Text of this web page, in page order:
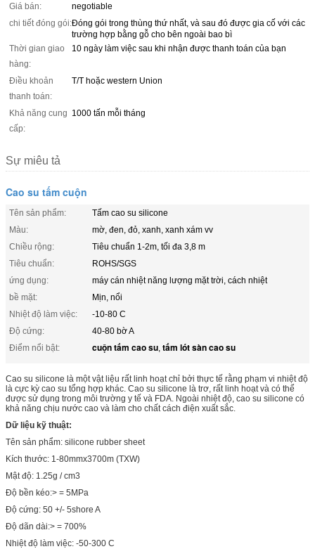
Giá bán:
negotiable
chi tiết đóng gói:Đóng gói trong thùng thứ nhất, và sau đó được gia cố với các
trường hợp bằng gỗ cho bên ngoài bao bì
Thời gian giao
hàng:
10 ngày làm việc sau khi nhận được thanh toán của bạn
Điều khoản
thanh toán:
T/T hoặc western Union
Khả năng cung
cấp:
1000 tấn mỗi tháng
Sự miêu tả
Cao su tấm cuộn
Tên sản phẩm:
Tấm cao su silicone
Màu:
mờ, đen, đỏ, xanh, xanh xám vv
Chiều rộng:
Tiêu chuẩn 1-2m, tối đa 3,8 m
Tiêu chuẩn:
ROHS/SGS
ứng dụng:
máy cán nhiệt năng lượng mặt trời, cách nhiệt
bề mặt:
Mịn, nổi
Nhiệt độ làm việc:
-10-80 C
Độ cứng:
40-80 bờ A
Điểm nổi bật:
cuộn tấm cao su, tấm lót sàn cao su
Cao su silicone là một vật liệu rất linh hoạt chỉ bởi thực tế rằng phạm vi nhiệt độ
là cực kỳ cao su tổng hợp khác. Cao su silicone là trơ, rất linh hoạt và có thể
được sử dụng trong môi trường y tế và FDA. Ngoài nhiệt độ, cao su silicone có
khả năng chịu nước cao và làm cho chất cách điện xuất sắc.
Dữ liệu kỹ thuật:
Tên sản phẩm: silicone rubber sheet
Kích thước: 1-80mmx3700m (TXW)
Mật độ: 1.25g / cm3
Độ bền kéo:> = 5MPa
Độ cứng: 50 +/- 5shore A
Độ dãn dài:> = 700%
Nhiệt độ làm việc: -50-300 C